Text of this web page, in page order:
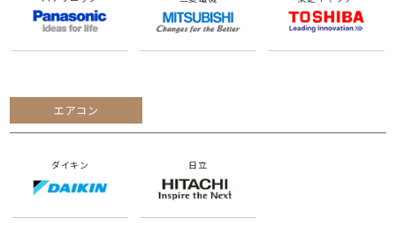
エアコン
ダイキン 日立